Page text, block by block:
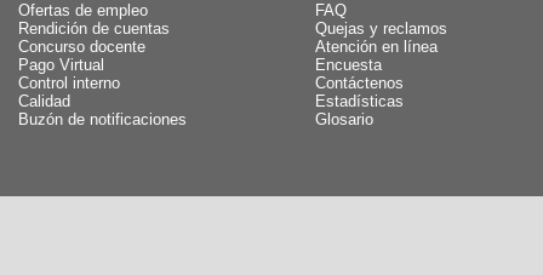
Ofertas de empleo
Rendición de cuentas
Concurso docente
Pago Virtual
Control interno
Calidad
Buzón de notificaciones
FAQ
Quejas y reclamos
Atención en línea
Encuesta
Contáctenos
Estadísticas
Glosario